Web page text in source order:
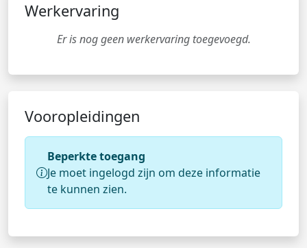
Werkervaring
Er is nog geen werkervaring toegevoegd.
Vooropleidingen
Beperkte toegang
Je moet ingelogd zijn om deze informatie
te kunnen zien.